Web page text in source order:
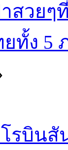
สวย
ยทั้ง 5
โรบิน